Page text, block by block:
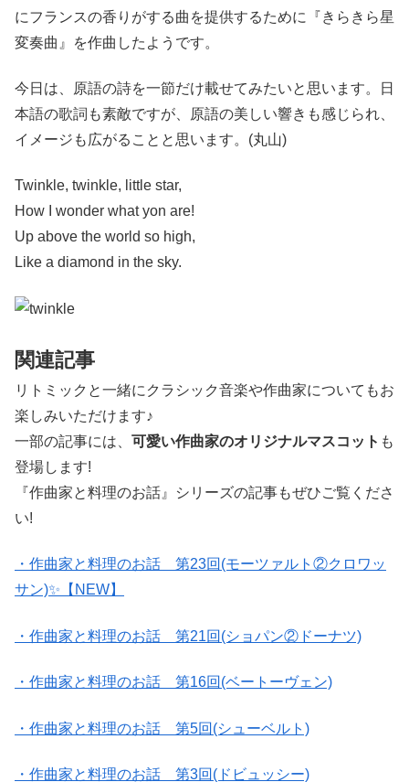
にフランスの香りがする曲を提供するために『きらきら星
変奏曲』を作曲したようです。
今日は、原語の詩を一節だけ載せてみたいと思います。日
本語の歌詞も素敵ですが、原語の美しい響きも感じられ、
イメージも広がることと思います。(丸山)
Twinkle, twinkle, little star,
How I wonder what yon are!
Up above the world so high,
Like a diamond in the sky.
関連記事
リトミックと一緒にクラシック音楽や作曲家についてもお
楽しみいただけます♪
一部の記事には、 可愛い作曲家のオリジナルマスコット も
登場します!
『作曲家と料理のお話』シリーズの記事もぜひご覧くださ
い!
・作曲家と料理のお話 第23回(モーツァルト②クロワッ
サン)✨【NEW】
・作曲家と料理のお話 第21回(ショパン②ドーナツ)
・作曲家と料理のお話 第16回(ベートーヴェン)
・作曲家と料理のお話 第5回(シューベルト)
・作曲家と料理のお話 第3回(ドビュッシー)